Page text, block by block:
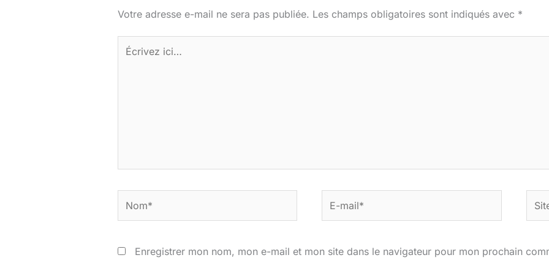
Votre adresse e-mail ne sera pas publiée. Les champs obligatoires sont indiqués avec *
Écrivez
ici…
mail*
Enregistrer mon nom, mon e-mail et mon site dans le navigateur pour mon prochain